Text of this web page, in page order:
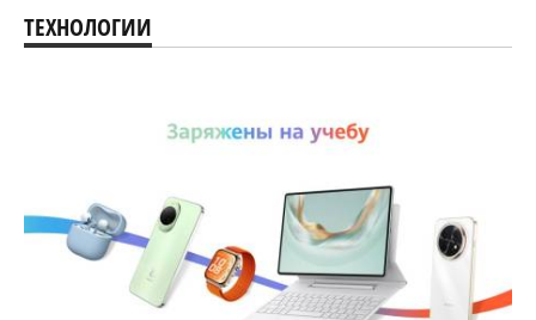
ТЕХНОЛОГИИ